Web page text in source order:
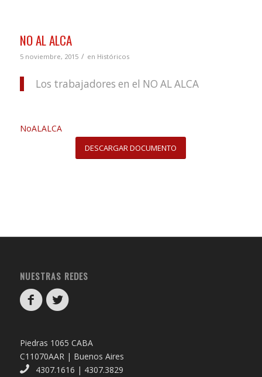
NO AL ALCA
5 noviembre, 2015 / en Históricos
Los trabajadores en el NO AL ALCA
NoALALCA
DESCARGAR DOCUMENTO
NUESTRAS REDES
Piedras 1065 CABA
C11070AAR | Buenos Aires
4307.1616 | 4307.3829